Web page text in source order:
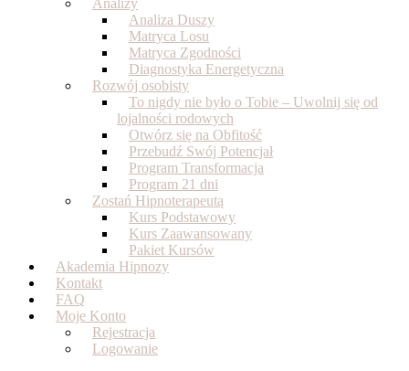
Analizy
Analiza Duszy
Matryca Losu
Matryca Zgodności
Diagnostyka Energetyczna
Rozwój osobisty
To nigdy nie było o Tobie – Uwolnij się od
lojalności rodowych
Otwórz się na Obfitość
Przebudź Swój Potencjał
Program Transformacja
Program 21 dni
Zostań Hipnoterapeutą
Kurs Podstawowy
Kurs Zaawansowany
Pakiet Kursów
Akademia Hipnozy
Kontakt
FAQ
Moje Konto
Rejestracja
Logowanie